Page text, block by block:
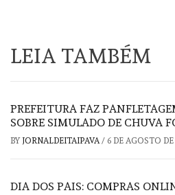
LEIA TAMBÉM
PREFEITURA FAZ
SOBRE SIMULADO DE CHUVA
BY JORNALDEITAIPAVA / 6 DE AGOSTO
DIA DOS PAIS: COMPRAS